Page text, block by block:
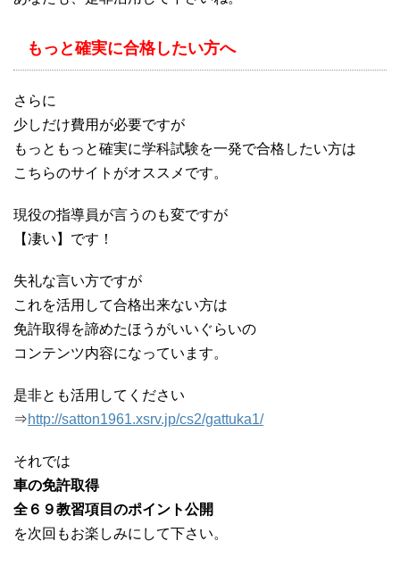
もっと確実に合格したい方へ
さらに
少しだけ費用が必要ですが
もっともっと確実に学科試験を一発で合格したい方は
こちらのサイトがオススメです。
現役の指導員が言うのも変ですが
【凄い】です！
失礼な言い方ですが
これを活用して合格出来ない方は
免許取得を諦めたほうがいいぐらいの
コンテンツ内容になっています。
是非とも活用してください
⇒http://satton1961.xsrv.jp/cs2/gattuka1/
それでは
車の免許取得
全６９教習項目のポイント公開
を次回もお楽しみにして下さい。